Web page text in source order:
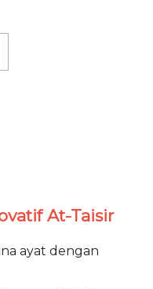
At-Taisir
ayat dengan